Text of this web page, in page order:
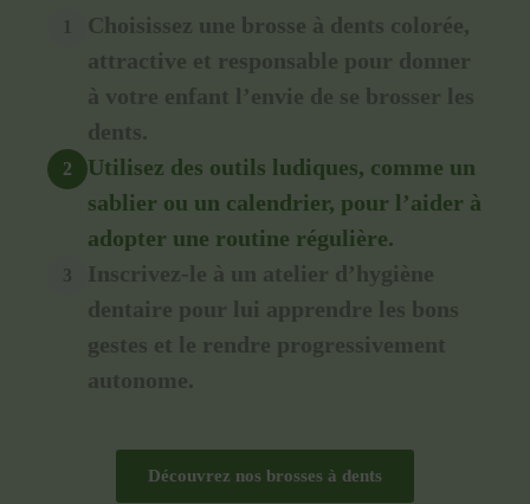
Choisissez une brosse à dents colorée,
attractive et responsable pour donner
à votre enfant l’envie de se brosser les
dents.
2
Utilisez des outils ludiques, comme un
sablier ou un calendrier, pour l’aider à
adopter une routine régulière.
Inscrivez-le à un atelier d’hygiène
dentaire pour lui apprendre les bons
gestes et le rendre progressivement
autonome.
Découvrez nos brosses à dents